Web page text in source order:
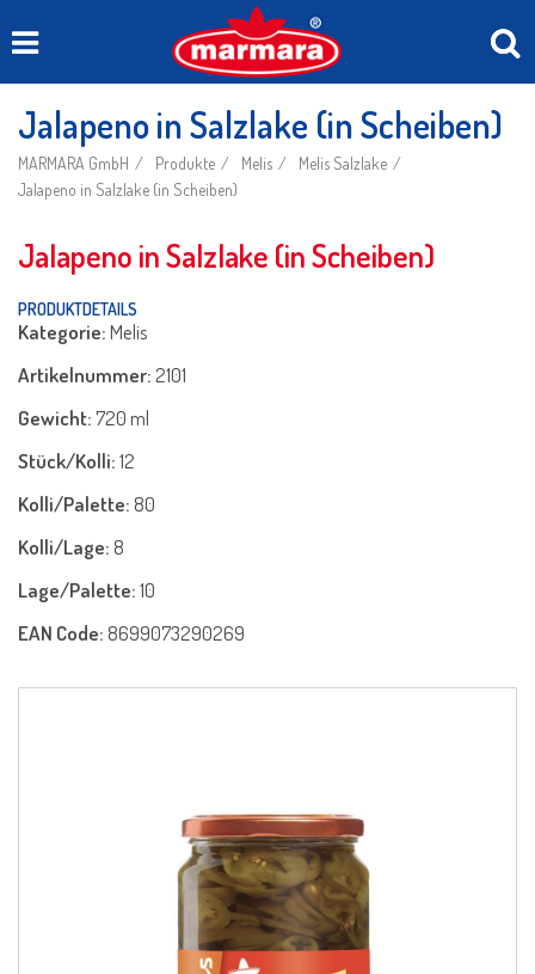
Jalapeno in Salzlake (in Scheiben)
MARMARA GmbH Produkte Melis
Melis Salzlake
Jalapeno in Salzlake (in Scheiben)
Jalapeno in Salzlake (in Scheiben)
PRODUKTDETAILS
Kategorie:Melis
Artikelnummer:2101
Gewicht:720 ml
Stück/Kolli:12
Kolli/Palette: 80
Kolli/Lage: 8
Lage/Palette:10
EAN Code: 8699073290269